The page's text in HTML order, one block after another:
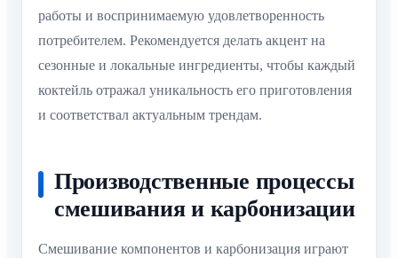
работы и воспринимаемую удовлетворенность
потребителем. Рекомендуется делать акцент на
сезонные и локальные ингредиенты, чтобы каждый
коктейль отражал уникальность его приготовления
и соответствал актуальным трендам.
Производственные процессы
смешивания и карбонизации
Смешивание компонентов и карбонизация играют